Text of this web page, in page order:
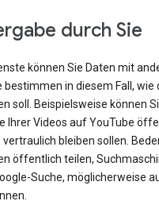
durch Sie
können Sie Daten mit
bestimmen in diesem Fall, wie
soll. Beispielsweise können
Ihrer Videos auf YouTube
bleiben sollen.
öffentlich teilen,
Suche, möglicherweise